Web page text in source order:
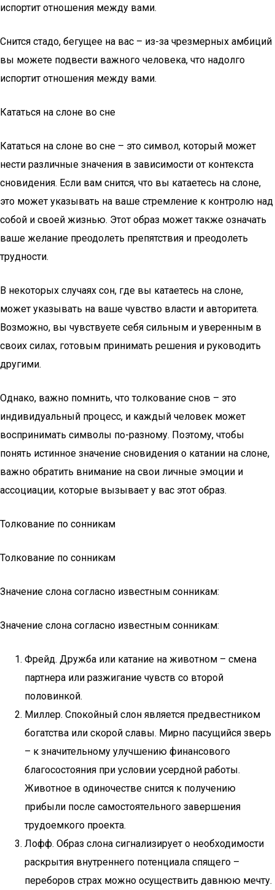
испортит отношения между вами.
Снится стадо, бегущее на вас – из-за чрезмерных амбиций
вы можете подвести важного человека, что надолго
испортит отношения между вами.
Кататься на слоне во сне
Кататься на слоне во сне – это символ, который может
нести различные значения в зависимости от контекста
сновидения. Если вам снится, что вы катаетесь на слоне,
это может указывать на ваше стремление к контролю над
собой и своей жизнью. Этот образ может также означать
ваше желание преодолеть препятствия и преодолеть
трудности.
В некоторых случаях сон, где вы катаетесь на слоне,
может указывать на ваше чувство власти и авторитета.
Возможно, вы чувствуете себя сильным и уверенным в
своих силах, готовым принимать решения и руководить
другими.
Однако, важно помнить, что толкование снов – это
индивидуальный процесс, и каждый человек может
воспринимать символы по-разному. Поэтому, чтобы
понять истинное значение сновидения о катании на слоне,
важно обратить внимание на свои личные эмоции и
ассоциации, которые вызывает у вас этот образ.
Толкование по сонникам
Толкование по сонникам
Значение слона согласно известным сонникам:
Значение слона согласно известным сонникам:
Фрейд. Дружба или катание на животном – смена
партнера или разжигание чувств со второй
половинкой.
Миллер. Спокойный слон является предвестником
богатства или скорой славы. Мирно пасущийся зверь
– к значительному улучшению финансового
благосостояния при условии усердной работы.
Животное в одиночестве снится к получению
прибыли после самостоятельного завершения
трудоемкого проекта.
Лофф. Образ слона сигнализирует о необходимости
раскрытия внутреннего потенциала спящего –
переборов страх можно осуществить давнюю мечту.